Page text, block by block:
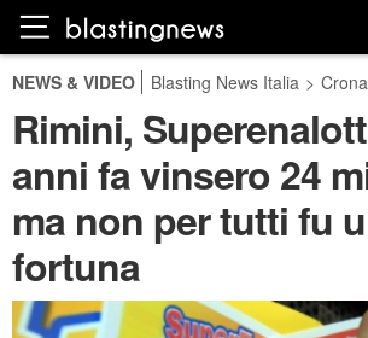
NEWS & VIDEO Blasting News Italia >
Rimini,
anni fa vinsero 24
ma non per tutti fu
fortuna